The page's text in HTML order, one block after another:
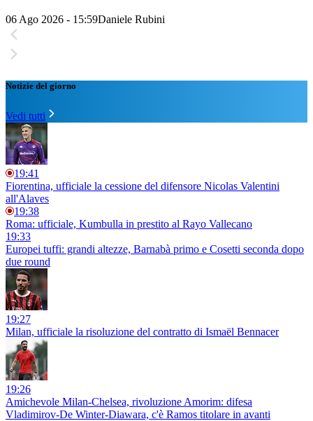
06 Ago 2026 - 15:59Daniele Rubini
Notizie del giorno
Vedi tutti
19:41
Fiorentina, ufficiale la cessione del difensore Nicolas Valentini
all'Alaves
19:38
Roma: ufficiale, Kumbulla in prestito al Rayo Vallecano
19:33
Europei tuffi: grandi altezze, Barnabà primo e Cosetti seconda dopo
due round
19:27
Milan, ufficiale la risoluzione del contratto di Ismaël Bennacer
19:26
Amichevole Milan-Chelsea, rivoluzione Amorim: difesa
Vladimirov-De Winter-Diawara, c'è Ramos titolare in avanti